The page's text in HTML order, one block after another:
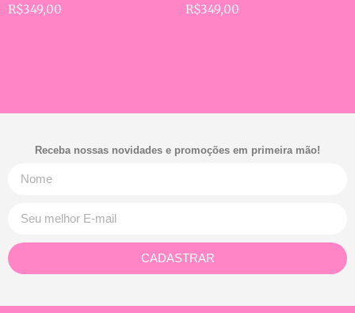
R$349,00 R$349,00
Receba nossas novidades e promoções em primeira mão!
CADASTRAR